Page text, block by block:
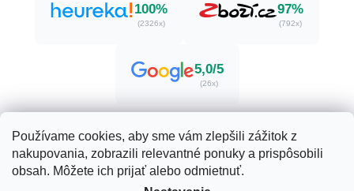
Používame cookies, aby sme vám zlepšili zážitok z
nakupovania, zobrazili relevantné ponuky a prispôsobili
obsah. Môžete ich prijať alebo odmietnuť.
100%
(2326x)
97%
(792x)
5,0/5
(26x)
Vytvoril Shoptet